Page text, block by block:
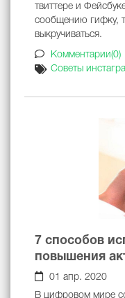
твиттере и
сообщению гифку,
выкручиваться.
Комментарии(0)
Советы
7 способов
повышения
01 апр. 2020
В цифровом мире